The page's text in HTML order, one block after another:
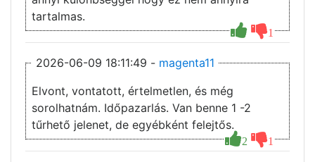
1
tartalmas.
2026-06-09 18:11:49 - magenta11
2 1
Elvont, vontatott, értelmetlen, és még
sorolhatnám. Időpazarlás. Van benne 1 -2
tűrhető jelenet, de egyébként felejtős.